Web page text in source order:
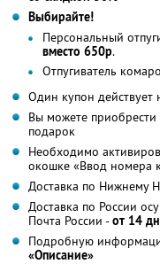
Выбирайте!
Персональный
вместо 650р.
Отпугиватель
Один купон действует
Вы можете приобрести
подарок
Необходимо
окошке «Ввод номера
Доставка по Нижнему
Доставка по России
Почта России -от 14
Подробную
«Описание»